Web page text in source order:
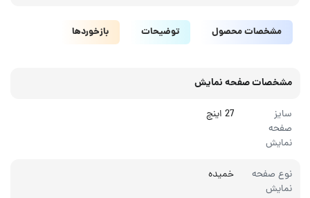
مشخصات محصول توضیحات بازخوردها
مشخصات صفحه نمایش
سایز
صفحه
نمایش
27 اینچ
نوع صفحه
نمایش
خمیده